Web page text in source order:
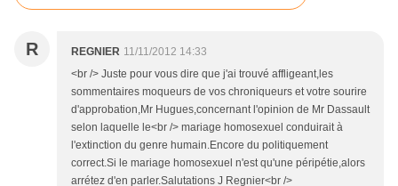
R REGNIER 11/11/2012 14:33
<br /> Juste pour vous dire que j'ai trouvé affligeant,les
sommentaires moqueurs de vos chroniqueurs et votre sourire
d'approbation,Mr Hugues,concernant l'opinion de Mr Dassault
selon laquelle le<br /> mariage homosexuel conduirait à
l'extinction du genre humain.Encore du politiquement
correct.Si le mariage homosexuel n'est qu'une péripétie,alors
arrétez d'en parler.Salutations J Regnier<br />